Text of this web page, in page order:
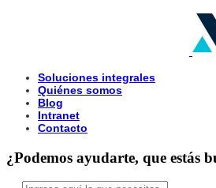
Soluciones integrales
Quiénes somos
Blog
Intranet
Contacto
¿Podemos ayudarte, que estás